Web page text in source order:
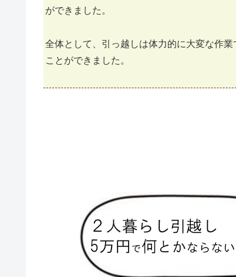
ができました。
全体として、引っ越しは体力的に大変な作
ことができました。